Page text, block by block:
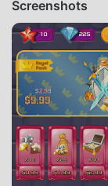
Screenshots